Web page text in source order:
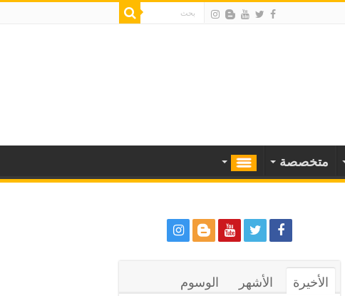
متخصصة
الأخيرة الأشهر
الوسوم